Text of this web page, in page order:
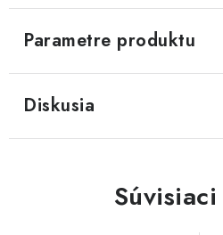
Parametre produktu
Diskusia